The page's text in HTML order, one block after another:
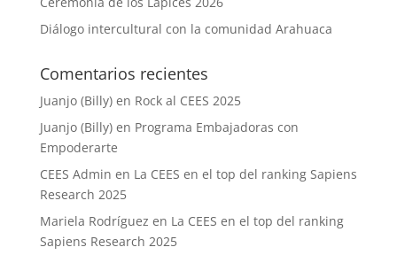
Diálogo intercultural con la comunidad Arahuaca
Comentarios recientes
Juanjo (Billy)en Rock al CEES 2025
Juanjo (Billy)en Programa Embajadoras con
Empoderarte
CEES Admin en La CEES en el top del ranking Sapiens
Research 2025
Mariela Rodríguez en La CEES en el top del ranking
Sapiens Research 2025